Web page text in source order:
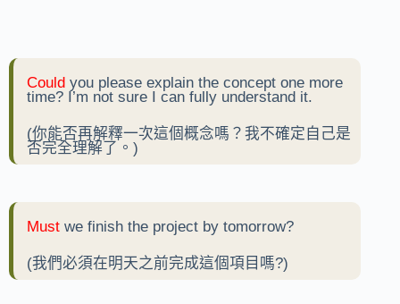
Could you please explain the concept one more
time? I’m not sure I can fully understand it.
(你能否再解釋一次這個概念嗎？我不確定自己是
否完全理解了。)
Must we finish the project by tomorrow?
(我們必須在明天之前完成這個項目嗎?)